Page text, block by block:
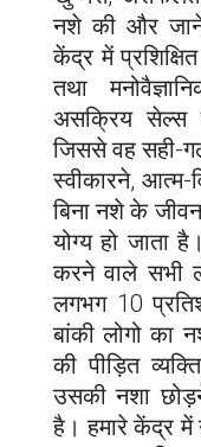
नशे की और
केंद्र में प्रशिक्षित
तथा
असक्रिय सेल्स
जिससे वह सही-
स्वीकारने, आत्म-
बिना नशे के
योग्य हो जाता
करने वाले सभी
लगभग 10
बांकी लोगो का
की पीड़ित
उसकी नशा
है। हमारे केंद्र